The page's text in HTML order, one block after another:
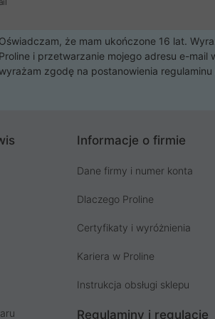
Oświadczam, że mam ukończone 16 lat.
Proline i przetwarzanie mojego adresu e-mail
wyrażam zgodę na postanowienia
Informacje o firmie
Dane firmy i numer konta
Dlaczego Proline
Certyfikaty i wyróżnienia
Kariera w Proline
Instrukcja obsługi sklepu
Regulaminy i regulacje